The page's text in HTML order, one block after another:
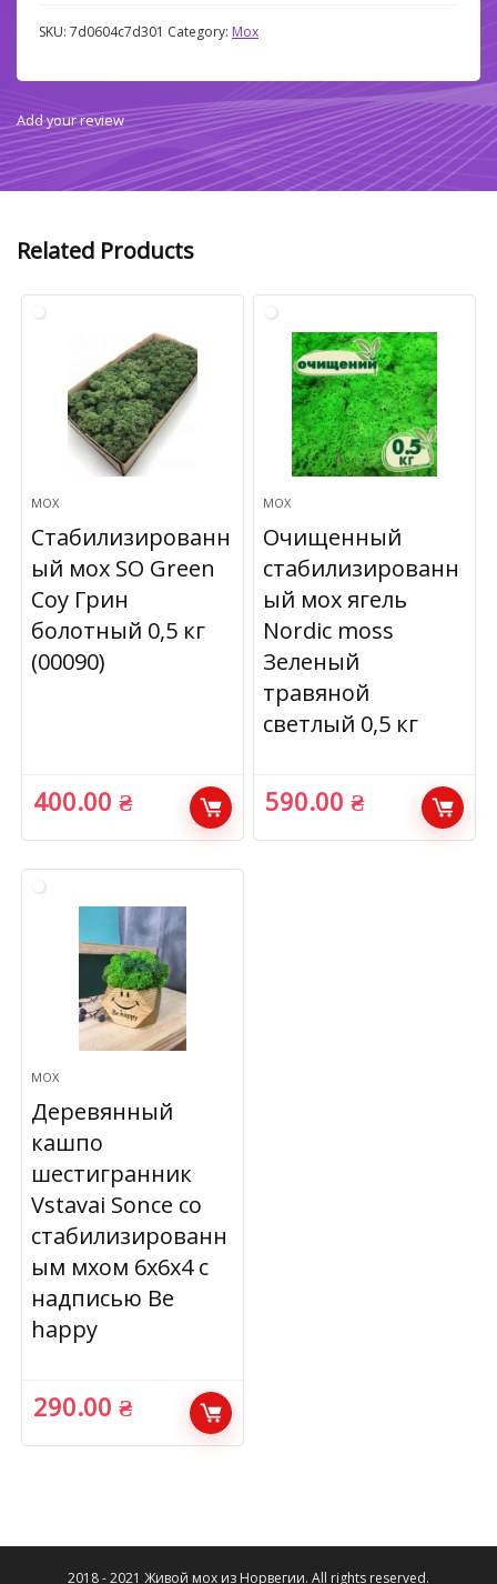
SKU: 7d0604c7d301 Category: Мох
Add your review
Related Products
МОХ
Стабилизированн
ый мох SO Green
Соу Грин
болотный 0,5 кг
(00090)
400.00₴
МОХ
Очищенный
стабилизированн
ый мох ягель
Nordic moss
Зеленый
травяной
светлый 0,5 кг
590.00₴
МОХ
Деревянный
кашпо
шестигранник
Vstavai Sonce со
стабилизированн
ым мхом 6х6х4 с
надписью Be
happy
290.00₴
2018 - 2021 Живой мох из Норвегии. All rights reserved.